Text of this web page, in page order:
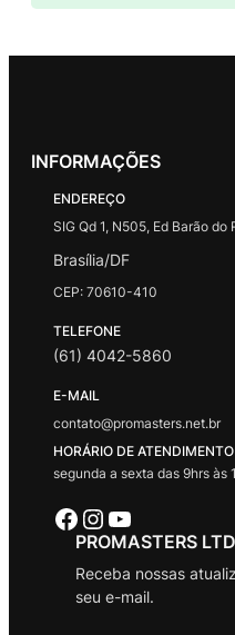
INFORMAÇÕES
ENDEREÇO
SIG Qd 1, N505, Ed Barão do
Brasília/DF
CEP: 70610-410
TELEFONE
(61) 4042-5860
E-MAIL
contato@promasters.net.br
HORÁRIO DE ATENDIMENTO
segunda a sexta das 9hrs às
Facebook Instagram Youtube
PROMASTERS
Receba nossas
seu e-mail.